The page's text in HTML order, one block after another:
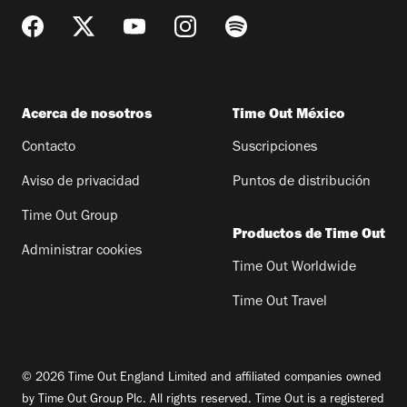
Acerca de nosotros
Contacto
Aviso de privacidad
Time Out Group
Administrar cookies
Time Out México
Suscripciones
Puntos de distribución
Productos de Time Out
Time Out Worldwide
Time Out Travel
© 2026 Time Out England Limited and affiliated companies owned
by Time Out Group Plc. All rights reserved. Time Out is a registered